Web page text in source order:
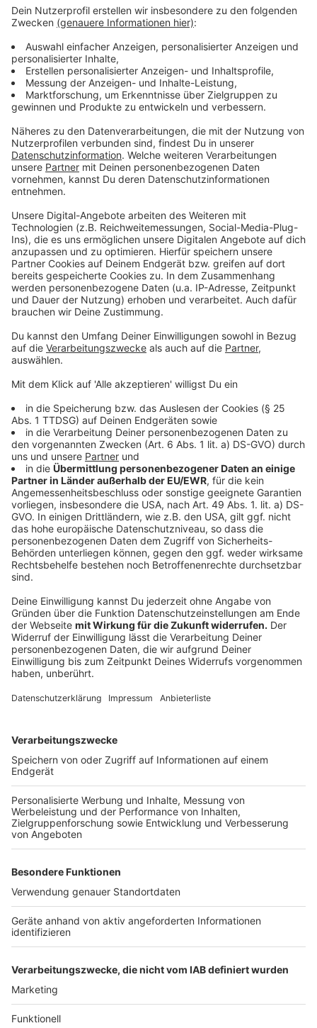
Essen: Grugahalle, Messe Essen, ETuF
Tennisanlage, Sportpark Am Hallo, Sporthalle Am
Hallo, Zeche Zollverein
Mülheim an der Ruhr: Westenergie Sporthalle
Hagen: Ischelandhalle
Hinzu kommt nochBerlinals weiterer
Veranstaltungsort, auf den sich die Verantwortlichen
festgelegt haben. Drei Sportarten werden in der
Hauptstadtmetropole ausgetragen.
Anzeige
©picture alliance/dpa | Federico Gambarini
Auf dem Gelände der Zeche Zollverein finden 2025
unter anderem Spiele der Rhine Ruhr Games - der
Olympischen Spiele für Studentinnen und Studenten
statt.
Anzeige
sind geplant
Anzeige
Zwölf volle Tage mit sportlichen Highlights wird die
Zuschauerinnen und Zuschauer erwarten, die zu den
World University Games pilgern. Dabei gibt es19
verschiedene Sportartenzu bestaunen, die wir euch
hier samt Austragungsort auflisten:
Rollstuhlbasketball, Leichtathletik
Duisburg: Basketball, Beach-Volleyball, Rudern,
Wasserball
Essen:Basketball, Bogensport, Fechten,
Gerätturnen, Judo, Rhytmische
Tischtennis
Hagen:Basketball
Schwimmen, Volleyball, Wasserspringen
Die Vorfreude bei den Veranstalterinnen und
Veranstaltern ist groß. Den Start im Juli 2025 können
sie kaum erwarten. So sagt zum Beispiel der
Oberbürgermeister Essens, Thomas Kufen: "Bochum,
Duisburg, Essen und Mülheim an der Ruhr werden mit
ihrer einzigartigen Kulisse und der Sportbegeisterung
Athleten als auch die zugereisten Fans überzeugen.
Wir können uns alle auf unvergessliche Spiele bei
Freundinnen und Freunden freuen."
Autor: Joachim Schultheis
Anzeige